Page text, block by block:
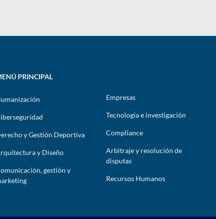
PRINCIPAL
y Gestión Deportiva
y Diseño
gestión y
Empresas
Tecnología e investigación
Compliance
Arbitraje y resolución de
disputas
Recursos Humanos